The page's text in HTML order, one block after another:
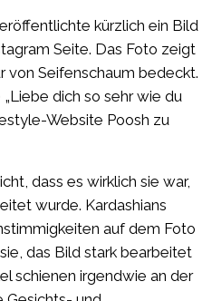
kürzlich ein Bild
Seite. Das Foto zeigt
von Seifenschaum bedeckt.
dich so sehr wie du
Website Poosh zu
dass es wirklich sie war,
wurde. Kardashians
auf dem Foto
das Bild stark bearbeitet
schienen irgendwie an der